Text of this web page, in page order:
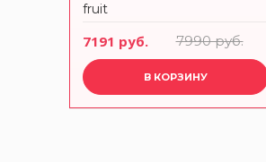
fruit
7191 руб. 7990 руб.
В КОРЗИНУ